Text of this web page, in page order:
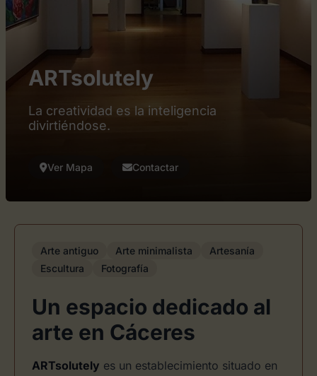
ARTsolutely
La creatividad es la inteligencia
divirtiéndose.
Ver Mapa Contactar
Arte antiguo Arte minimalista
Artesanía
Escultura
Fotografía
Un espacio dedicado al
arte en Cáceres
ARTsolutely es un establecimiento situado en